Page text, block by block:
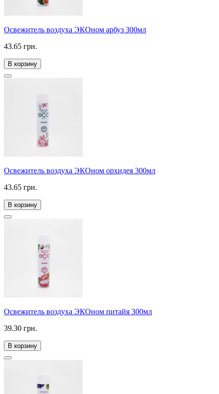
Освежитель воздуха ЭКОном арбуз 300мл
43.65 грн.
В корзину
Освежитель воздуха ЭКОном орхидея 300мл
43.65 грн.
В корзину
Освежитель воздуха ЭКОном питайя 300мл
39.30 грн.
В корзину